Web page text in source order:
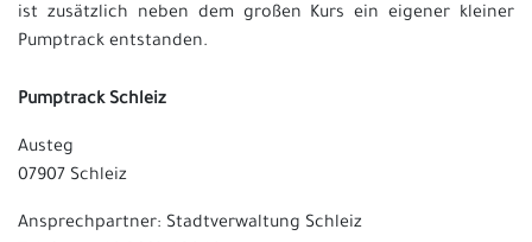
ist zusätzlich neben dem großen Kurs ein eigener kleiner
Pumptrack entstanden.
Pumptrack Schleiz
Austeg
07907 Schleiz
Ansprechpartner: Stadtverwaltung Schleiz